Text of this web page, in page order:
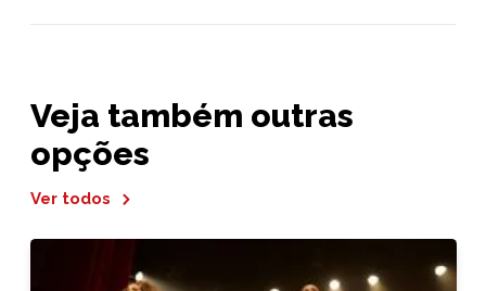
Veja também outras
opções
Ver todos